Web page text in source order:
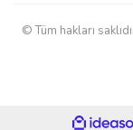
© Tüm hakları